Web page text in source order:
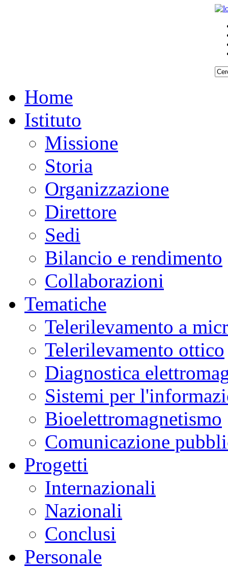
Home
Istituto
Missione
Storia
Organizzazione
Direttore
Sedi
Bilancio e rendimento
Collaborazioni
Tematiche
Telerilevamento a
Telerilevamento ottico
Diagnostica
Sistemi per
Bioelettromagnetismo
Comunicazione
Progetti
Internazionali
Nazionali
Conclusi
Personale